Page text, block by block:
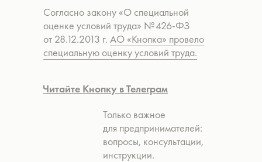
Согласно закону «О специальной
оценке условий труда» № 426-ФЗ
от 28.12.2013 г. АО «Кнопка» провело
специальную оценку условий труда.
Читайте Кнопку в Телеграм
Только важное
для предпринимателей:
вопросы, консультации,
инструкции.